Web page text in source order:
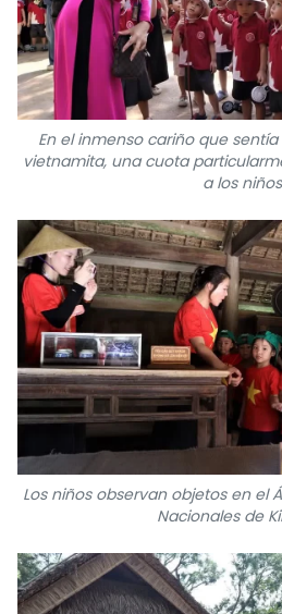
En el inmenso cariño que
vietnamita, una cuota
a los
Los niños observan objetos en el
Nacionales de